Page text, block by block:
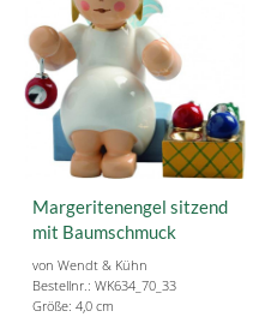
Margeritenengel sitzend
mit Baumschmuck
von Wendt & Kühn
Bestellnr.: WK634_70_33
Größe: 4,0 cm